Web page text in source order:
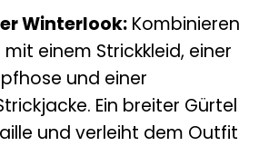
Winterlook:Kombinieren
mit einem Strickkleid, einer
und einer
Ein breiter Gürtel
und verleiht dem Outfit